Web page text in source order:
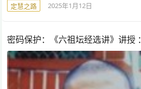
定慧之路 2025年1月12日
密码保护：《六祖坛经选讲》讲授